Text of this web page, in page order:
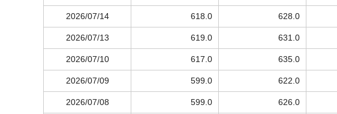
2026/07/14 618.0 628.0
2026/07/13 619.0 631.0
2026/07/10 617.0 635.0
2026/07/09 599.0 622.0
2026/07/08 599.0 626.0